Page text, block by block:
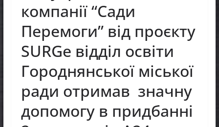
компанії “Сади
Перемоги” від проєкту
SURGe відділ освіти
Городнянської міської
ради отримав значну
допомогу в придбанні